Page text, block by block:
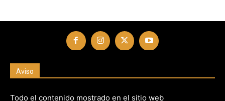
Aviso
Todo el contenido mostrado en el sitio web